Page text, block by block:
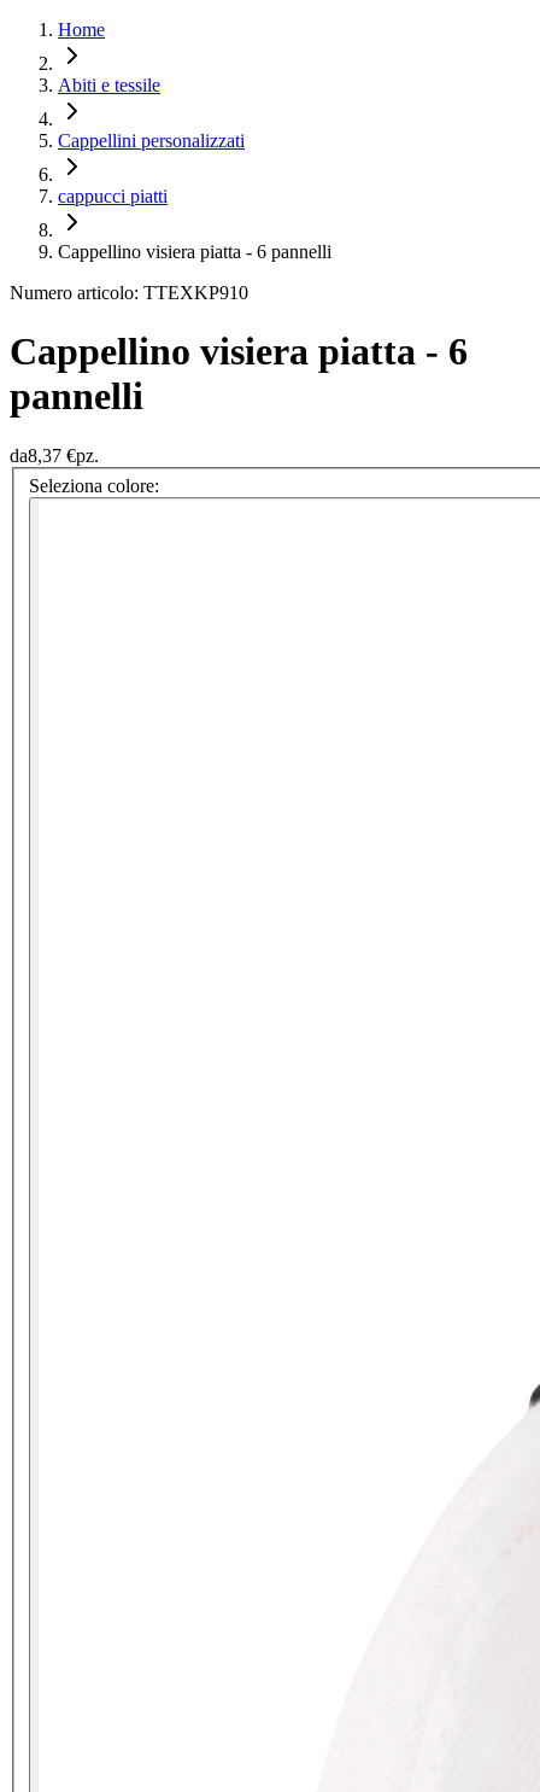
Home
Abiti e tessile
Cappellini personalizzati
cappucci piatti
Cappellino visiera piatta - 6 pannelli
Numero articolo: TTEXKP910
Cappellino visiera piatta - 6
pannelli
da8,37 €pz.
Seleziona colore: